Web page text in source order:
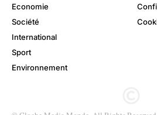
Economie
Société
International
Sport
Environnement